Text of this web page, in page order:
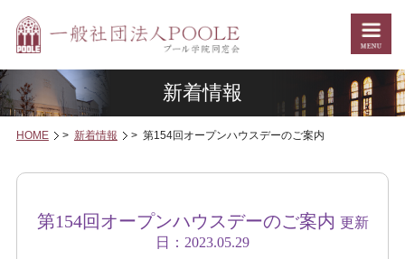
新着情報
HOME > 新着情報 > 第154回オープンハウスデーのご案内
第154回オープンハウスデーのご案内 更新
日：2023.05.29